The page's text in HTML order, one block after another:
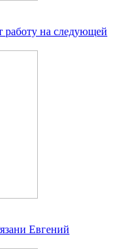
работу на следующей
Евгений